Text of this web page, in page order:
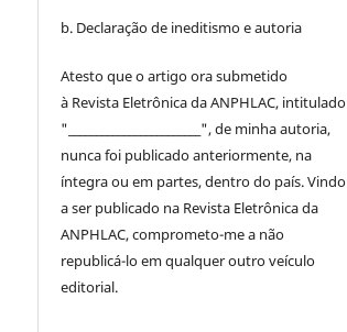
b. Declaração de ineditismo e autoria
Atesto que o artigo ora submetido
à Revista Eletrônica da ANPHLAC, intitulado
"________________________", de minha autoria,
nunca foi publicado anteriormente, na
íntegra ou em partes, dentrodo país. Vindo
a ser publicado na Revista Eletrônica da
ANPHLAC, comprometo-me a não
republicá-lo em qualquer outro veículo
editorial.